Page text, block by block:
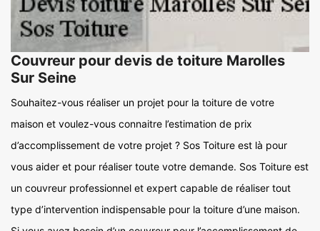
Couvreur pour devis de toiture Marolles
Sur Seine
Souhaitez-vous réaliser un projet pour la toiture de votre
maison et voulez-vous connaitre l’estimation de prix
d’accomplissement de votre projet ? Sos Toiture est là pour
vous aider et pour réaliser toute votre demande. Sos Toiture est
un couvreur professionnel et expert capable de réaliser tout
type d’intervention indispensable pour la toiture d’une maison.